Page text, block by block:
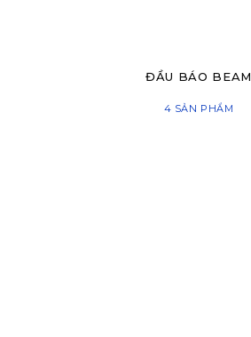
ĐẦU BÁO BEAM
4 SẢN PHẨM